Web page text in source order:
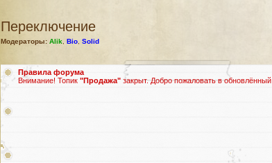
Переключение
Модераторы: Alik Bio Solid
Правила форума
Внимание! Топик "Продажа" закрыт. Добро пожаловать в обновлённый